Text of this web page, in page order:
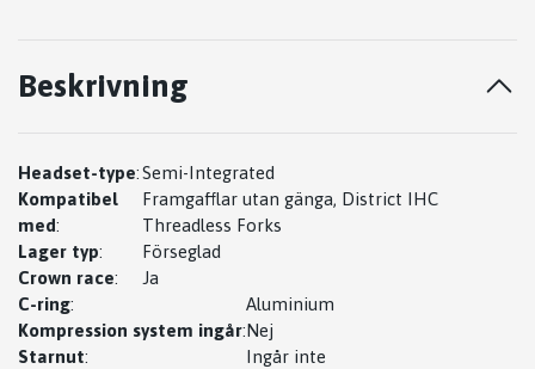
Beskrivning
Headset-type:Semi-Integrated
Kompatibel
med:
Framgafflar utan gänga, District IHC
Threadless Forks
Lager typ:
Förseglad
Crown race:
Ja
C-ring:
Aluminium
Kompression system ingår:Nej
Starnut:
Ingår inte